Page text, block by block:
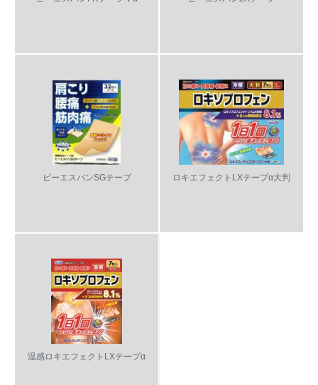
ビーエスバンSGテープ ロキエフェクトLXテープα大判
温感ロキエフェクトLXテープα